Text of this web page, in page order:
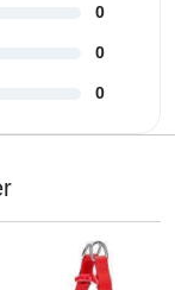
0
0
0